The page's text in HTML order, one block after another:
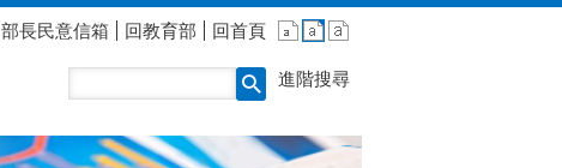
部長民意信箱 回教育部 回首頁
進階搜尋